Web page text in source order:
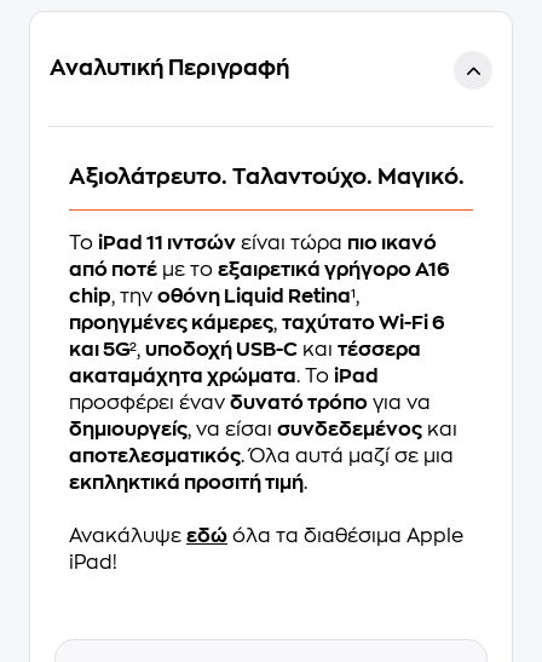
Αναλυτική Περιγραφή
Αξιολάτρευτο. Ταλαντούχο. Μαγικό.
Το iPad 11 ιντσών είναι τώρα πιο ικανό
από ποτέ με το εξαιρετικά γρήγορο A16
chip, την οθόνη Liquid Retina¹,
προηγμένες κάμερες, ταχύτατο Wi-Fi 6
και 5G², υποδοχή USB-C και τέσσερα
ακαταμάχητα χρώματα. Το iPad
προσφέρει έναν δυνατό τρόπο για να
δημιουργείς, να είσαι συνδεδεμένος και
αποτελεσματικός. Όλα αυτά μαζί σε μια
εκπληκτικά προσιτή τιμή.
Ανακάλυψε εδώ όλα τα διαθέσιμα Apple
iPad!